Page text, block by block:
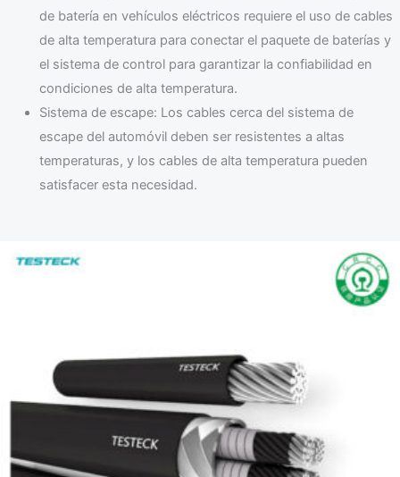
de batería en vehículos eléctricos requiere el uso de cables
de alta temperatura para conectar el paquete de baterías y
el sistema de control para garantizar la confiabilidad en
condiciones de alta temperatura.
Sistema de escape: Los cables cerca del sistema de
escape del automóvil deben ser resistentes a altas
temperaturas, y los cables de alta temperatura pueden
satisfacer esta necesidad.